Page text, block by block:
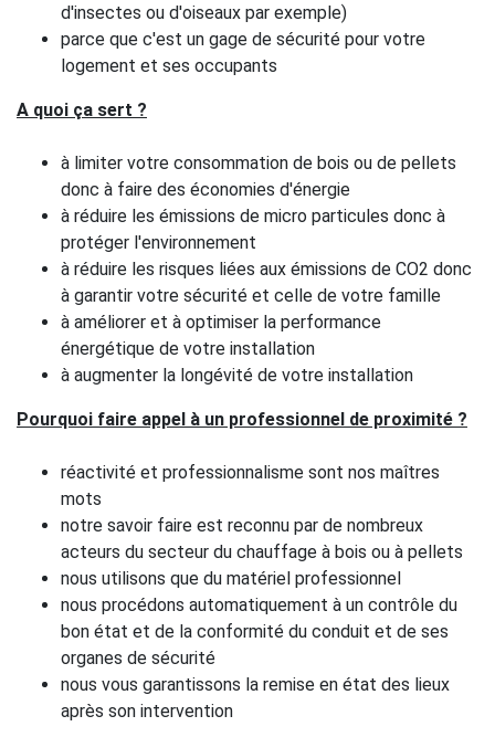
d'insectes ou d'oiseaux par exemple)
parce que c'est un gage de sécurité pour votre
logement et ses occupants
A quoi ça sert ?
à limiter votre consommation de bois ou de pellets
donc à faire des économies d'énergie
à réduire les émissions de micro particules donc à
protéger l'environnement
à réduire les risques liées aux émissions de CO2 donc
à garantir votre sécurité et celle de votre famille
à améliorer et à optimiser la performance
énergétique de votre installation
à augmenter la longévité de votre installation
Pourquoi faire appel à un professionnel de proximité ?
réactivité et professionnalisme sont nos maîtres
mots
notre savoir faire est reconnu par de nombreux
acteurs du secteur du chauffage à bois ou à pellets
nous utilisons que du matériel professionnel
nous procédons automatiquement à un contrôle du
bon état et de la conformité du conduit et de ses
organes de sécurité
nous vous garantissons la remise en état des lieux
après son intervention